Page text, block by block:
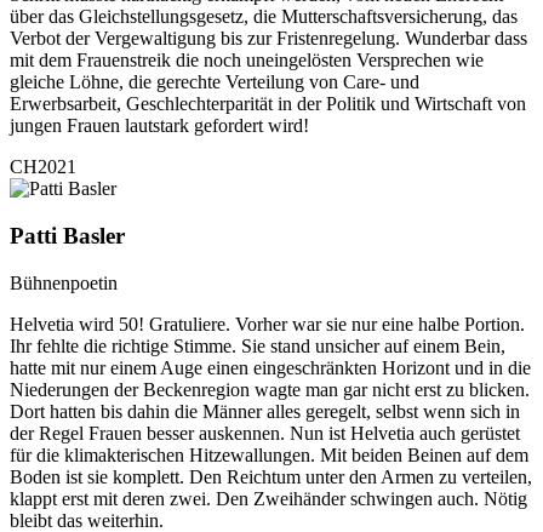
über das Gleichstellungsgesetz, die Mutterschaftsversicherung, das
Verbot der Vergewaltigung bis zur Fristenregelung. Wunderbar dass
mit dem Frauenstreik die noch uneingelösten Versprechen wie
gleiche Löhne, die gerechte Verteilung von Care- und
Erwerbsarbeit, Geschlechterparität in der Politik und Wirtschaft von
jungen Frauen lautstark gefordert wird!
CH2021
Patti Basler
Bühnenpoetin
Helvetia wird 50! Gratuliere. Vorher war sie nur eine halbe Portion.
Ihr fehlte die richtige Stimme. Sie stand unsicher auf einem Bein,
hatte mit nur einem Auge einen eingeschränkten Horizont und in die
Niederungen der Beckenregion wagte man gar nicht erst zu blicken.
Dort hatten bis dahin die Männer alles geregelt, selbst wenn sich in
der Regel Frauen besser auskennen. Nun ist Helvetia auch gerüstet
für die klimakterischen Hitzewallungen. Mit beiden Beinen auf dem
Boden ist sie komplett. Den Reichtum unter den Armen zu verteilen,
klappt erst mit deren zwei. Den Zweihänder schwingen auch. Nötig
bleibt das weiterhin.